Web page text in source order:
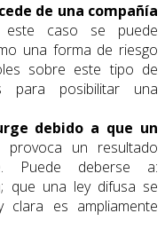
de una compañía
caso se puede
una forma de riesgo
sobre este tipo de
para posibilitar una
debido a que un
provoca un resultado
Puede deberse a:
que una ley difusa se
es ampliamente